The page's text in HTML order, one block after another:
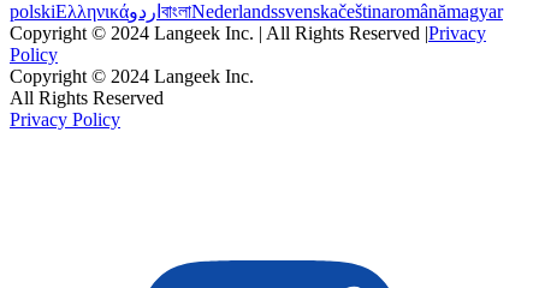
polskiΕλληνικάاردو বাংলাNederlandssvenskačeštinaromânămagyar
Copyright © 2024 Langeek Inc. | All Rights Reserved |Privacy
Policy
Copyright © 2024 Langeek Inc.
All Rights Reserved
Privacy Policy